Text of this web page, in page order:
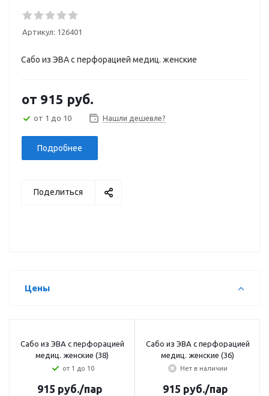
Артикул: 126401
Сабо из ЭВА с перфорацией медиц. женские
от 915 руб.
от 1 до 10 Нашли дешевле?
Подробнее
Поделиться
Цены
Сабо из ЭВА с перфорацией
медиц. женские (38)
от 1 до 10
915 руб./пар
Сабо из ЭВА с перфорацией
медиц. женские (36)
Нет в наличии
915 руб./пар